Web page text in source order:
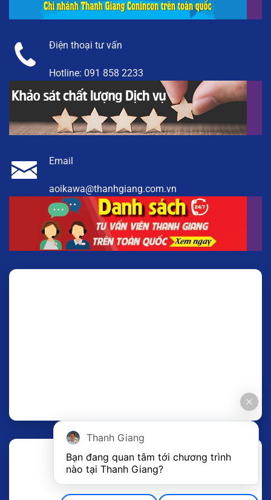
Điện thoại tư vấn
Hotline: 091 858 2233
Email
aoikawa@thanhgiang.com.vn
Thanh Giang
Bạn đang quan tâm tới chương trình
nào tại Thanh Giang?